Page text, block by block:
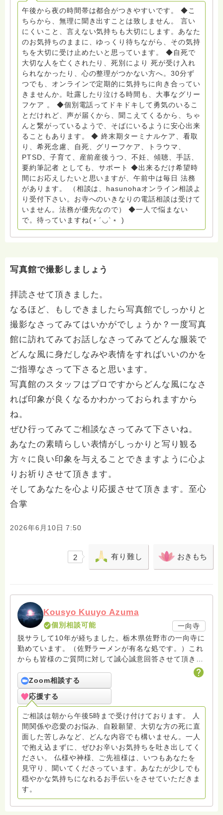
員、女性支援員、小学校 中学校支援員としても、ケア
サポートをしています。 ◆一般社団法人『グリーフケア
ともしび』理事長 【ともしび遺族会】運営 毎月 第１
金・昼夜2回開催（大阪駅前第3ビル） 14：00〜，18：
00〜 お問い合わせ申込⬇️こちらから
griefcare.tomoshibi@icloud.com ＊この活動は皆さま
のご支援により支えられております。ご協力をよろしく
お願いします。 ゆうちょ銀行 口座番号 普通408-
6452769 一般社団法人グリーフケアともしび ◆『ビハ
ーラサロン おしゃべりカフェひだまり』 ビハーラ和歌
山代表 居場所運営 問い合わせ申込⬇️こちらから
griefcare.tomoshibi@icloud.com ◆GEはしもとサピュ
イエ 所属 （Gender Equity 誰もが自分らしく生きるこ
とができる社会をめざして）DV・女性支援 ◆認定NPO
京都自死自殺相談センターSotto 元グリーフサポート委
員長（2018〜2024） ◆保育士.幼稚園教諭.小学校教諭.
レクリエーションインストラクター.中学校DV授業 10年
間 保育 教育の現場で 総主任として勤めた経験も生かし
つつ、お話できることがあれば 幸いです。 いつも あな
たとともに。南無阿弥陀仏 ここでは、宗旨を問いませ
ん。 まずは、ひとりで抱え込まないで。 来寺お問い合
わせは⬇️こちらから miehimeyo@gmail.com ※時間を割
いて、あなたに向き合っています。 ですので、過去の
いします。 ※個別相談は、hasunohaオンライン相談よ
受け付けておりません。また夜中や早朝の電話もご遠慮
ください。 法務を優先させてください。
午後から夜の時間帯は都合がつきやすいです。 ◆こ
ちらから、無理に聞き出すことは致しません。 言い
にくいこと、言えない気持ちも大切にします。あなた
のお気持ちのままに、ゆっくり待ちながら、その気持
ちを大切に受け止めたいと思っています。 ◆自死で
大切な人を亡くされたり、死別により 死が受け入れ
られなかったり、心の整理がつかない方へ。30分ず
つでも、オンラインで定期的に気持ちに向き合ってい
きませんか。吐露したり泣ける時間も、大事なグリー
フケア 。 ◆個別電話ってドキドキして勇気のいるこ
とだけれど、声が届くから、聞こえてくるから、ちゃ
んと繋がっているようで、そばにいるように安心出来
ることもあります。 ◆ 終末期ターミナルケア、看取
り、希死念慮、自死、グリーフケア、トラウマ、
PTSD、子育て、産前産後うつ、不妊、傾聴、手話、
要約筆記者 としても、サポート ◆出来るだけ希望時
間にお応えしたいと思いますが、午前中は毎日 法務
があります。 （相談は、hasunohaオンライン相談よ
り受付下さい。お寺へのいきなりの電話相談は受けて
いません。法務が優先なので） ◆一人で悩まない
で。待っていますね(﹡´◡`﹡ )
写真館で撮影しましょう
拝読させて頂きました。
なるほど、もしできましたら写真館でしっかりと
撮影なさってみてはいかがでしょうか？一度写真
館に訪れてみてお話しなさってみてどんな服装で
どんな風に身だしなみや表情をすればいいのかを
ご指導なさって下さると思います。
写真館のスタッフはプロですからどんな風になさ
れば印象が良くなるかわかっておられますから
ね。
ぜひ行ってみてご相談なさってみて下さいね。
あなたの素晴らしい表情がしっかりと写り観る
方々に良い印象を与えることできますように心よ
りお祈りさせて頂きます。
そしてあなたを心より応援させて頂きます。至心
合掌
2026年6月10日 7:50
2 有り難し おきもち
Kousyo Kuuyo Azuma
個別相談可能
一向寺
脱サラして10年が経ちました。栃木県佐野市の一向寺に
勤めています。（佐野ラーメンが有名な処です。）これ
からも皆様のご質問に対して誠心誠意回答させて頂きた
いと存じます。まだまだ修行中の身ですので至らぬ点あ
ろうかとは存じますが共に精進して参りましょうね。お
寺にもお気軽に遊びに来てください。
Zoom相談する
応援する
ご相談は朝から午後5時まで受け付けております。 人
間関係や恋愛のお悩み、自殺願望、大切な方の死に直
面した苦しみなど、どんな内容でも構いません。一人
で抱え込まずに、ぜひお辛いお気持ちを吐き出してく
ださい。 仏様や神様、ご先祖様は、いつもあなたを
見守り、聞いてくださっています。あなたが少しでも
穏やかな気持ちになれるお手伝いをさせていただきま
す。